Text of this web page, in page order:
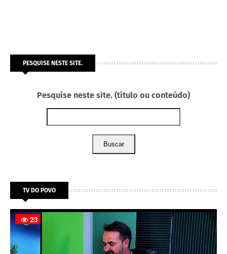
PESQUISE NESTE SITE.
Pesquise neste site. (título ou conteúdo)
Buscar
TV DO POVO